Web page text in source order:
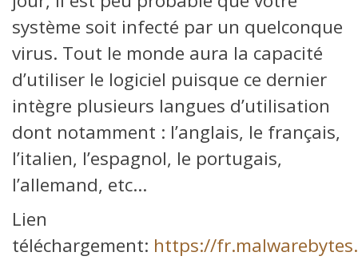
système soit infecté par un quelconque
virus. Tout le monde aura la capacité
d’utiliser le logiciel puisque ce dernier
intègre plusieurs langues d’utilisation
dont notamment : l’anglais, le français,
l’italien, l’espagnol, le portugais,
l’allemand, etc…
Lien
téléchargement: https://